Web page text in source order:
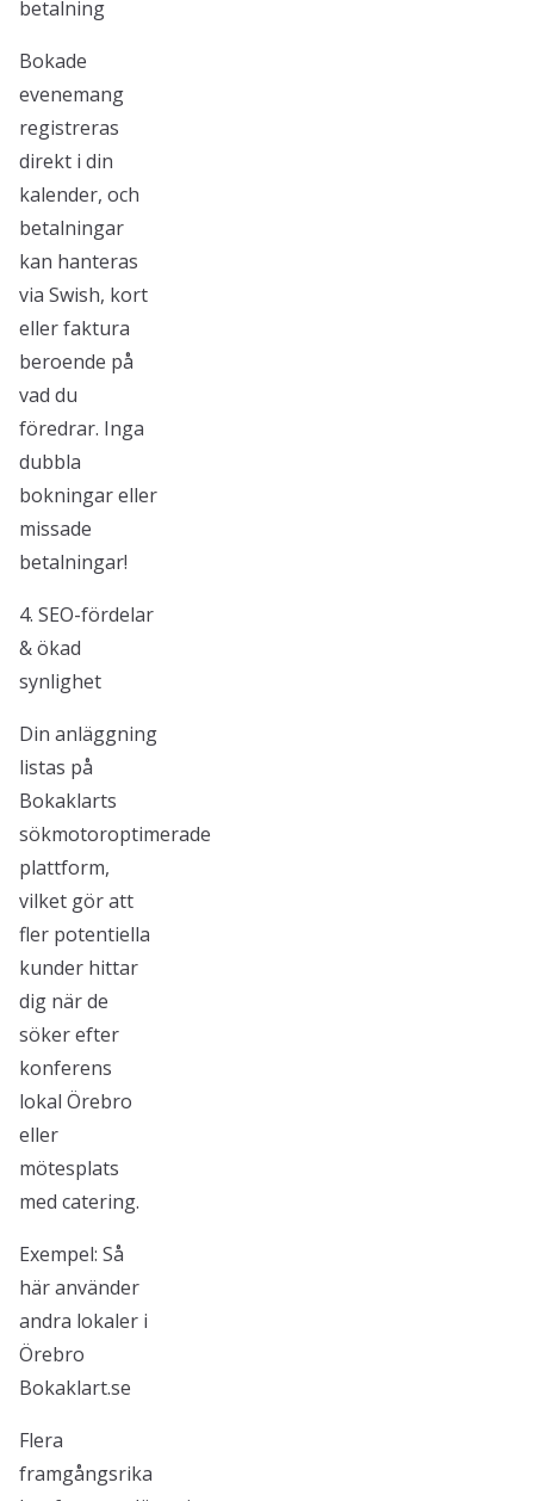
betalning
Bokade
evenemang
registreras
direkt i din
kalender, och
betalningar
kan hanteras
via Swish, kort
eller faktura
beroende på
vad du
föredrar. Inga
dubbla
bokningar eller
missade
betalningar!
4. SEO-fördelar
& ökad
synlighet
Din anläggning
listas på
Bokaklarts
sökmotoroptimerade
plattform,
vilket gör att
fler potentiella
kunder hittar
dig när de
söker efter
konferens
lokal Örebro
eller
mötesplats
med catering.
Exempel: Så
här använder
andra lokaler i
Örebro
Bokaklart.se
Flera
framgångsrika